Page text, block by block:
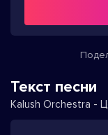
Текст песни
Kalush Orchestra -